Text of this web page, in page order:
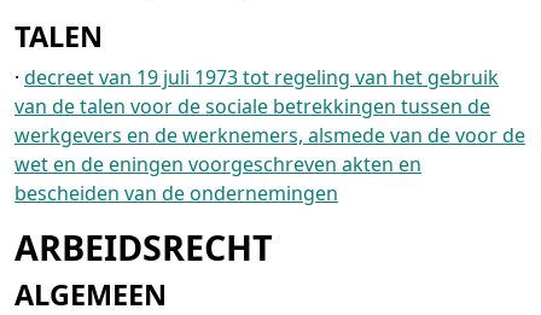
TALEN
· decreet van 19 juli 1973 tot regeling van het gebruik
van de talen voor de sociale betrekkingen tussen de
werkgevers en de werknemers, alsmede van de voor de
wet en de eningen voorgeschreven akten en
bescheiden van de ondernemingen
ARBEIDSRECHT
ALGEMEEN